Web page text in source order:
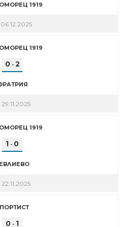
1919
06.12.2025
1919
0- 2
29.11.2025
1919
1 - 0
22.11.2025
0 - 1